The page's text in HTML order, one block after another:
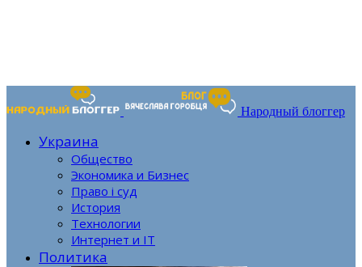
Народный блоггер
Украина
Общество
Экономика и Бизнес
Право і суд
История
Технологии
Интернет и IT
Политика